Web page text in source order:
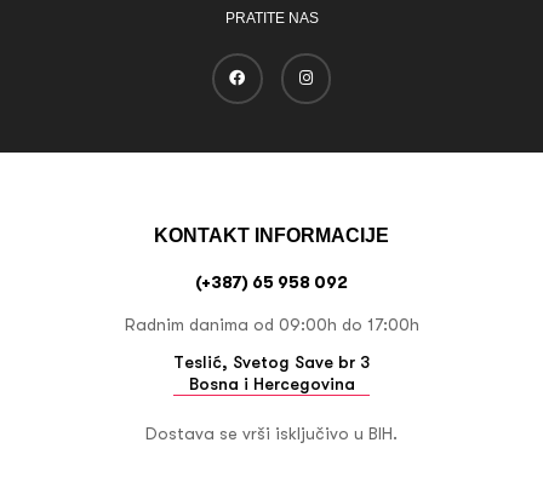
PRATITE NAS
KONTAKT INFORMACIJE
(+387) 65 958 092
Radnim danima od 09:00h do 17:00h
Teslić, Svetog Save br 3
Bosna i Hercegovina
Dostava se vrši isključivo u BIH.